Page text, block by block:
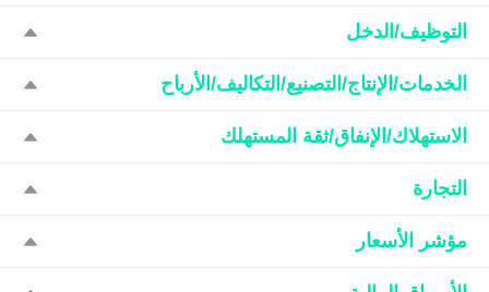
التوظيف/الدخل
الخدمات/الإنتاج/التصنيع/التكاليف/الأرباح
الاستهلاك/الإنفاق/ثقة المستهلك
التجارة
مؤشر الأسعار